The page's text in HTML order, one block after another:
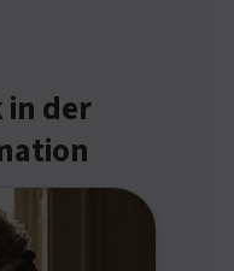
in der